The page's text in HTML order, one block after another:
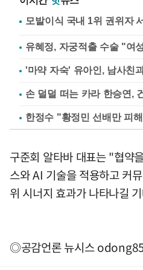
유혜정, 자궁적출 수술 "여
'마약 자숙' 유아인, 남사친
손 덜덜 떠는 카라 한승연,
한정수 "황정민 선배만 피
구준회 알타바 대표는 "협약
스와 AI 기술을 적용하고 커
위 시너지 효과가 나타나길
◎공감언론 뉴시스